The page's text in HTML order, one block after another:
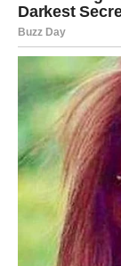
Ljubav –
strasti
Fenomenalni
ovaj put ne
stabilnosti.
Zauzeti Lavovi
sumnje.